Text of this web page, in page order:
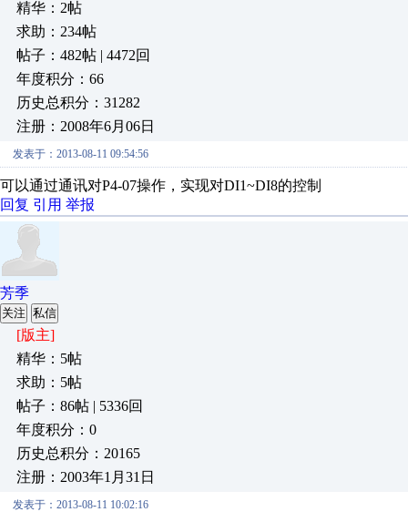
精华：2帖
求助：234帖
帖子：482帖 | 4472回
年度积分：66
历史总积分：31282
注册：2008年6月06日
发表于：2013-08-11 09:54:56
可以通过通讯对P4-07操作，实现对DI1~DI8的控制
回复 引用 举报
芳季
关注 私信
[版主]
精华：5帖
求助：5帖
帖子：86帖 | 5336回
年度积分：0
历史总积分：20165
注册：2003年1月31日
发表于：2013-08-11 10:02:16